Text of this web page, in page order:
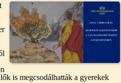
is megcsodálhatták a gyerekek